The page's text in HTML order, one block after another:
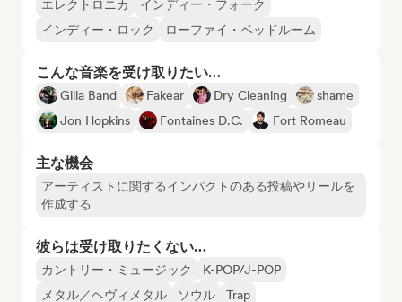
エレクトロニカ
インディー・フォーク
インディー・ロック
ローファイ・ベッドルーム
こんな音楽を受け取りたい…
Gilla Band Fakear Dry Cleaning
shame
Jon Hopkins
Fontaines D.C. Fort Romeau
主な機会
アーティストに関するインパクトのある投稿やリールを
作成する
彼らは受け取りたくない…
カントリー・ミュージック
K-POP/J-POP
メタル／ヘヴィメタル
ソウル Trap